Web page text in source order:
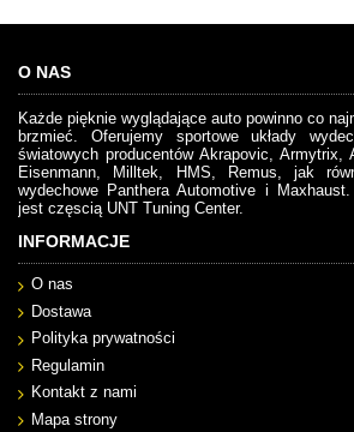
O NAS
Każde pięknie wyglądające auto powinno co
brzmieć. Oferujemy sportowe układy
światowych producentów Akrapovic, Armytrix,
Eisenmann, Milltek, HMS, Remus, jak
wydechowe Panthera Automotive i
jest częscią UNT Tuning Center.
INFORMACJE
O nas
Dostawa
Polityka prywatności
Regulamin
Kontakt z nami
Mapa strony